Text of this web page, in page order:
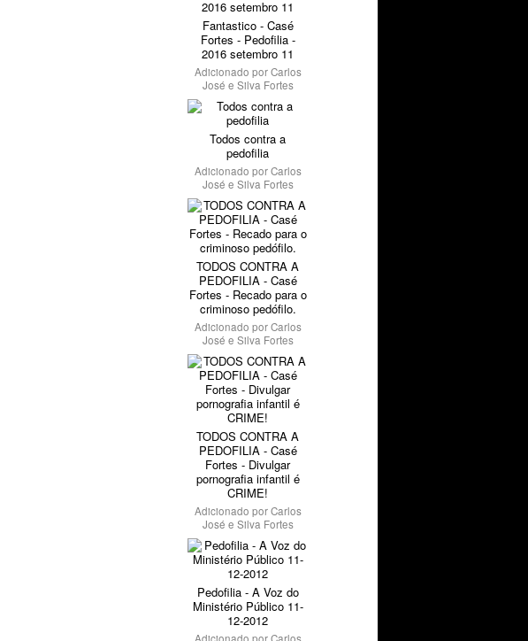
Fantastico - Casé
Fortes - Pedofilia -
2016 setembro 11
Adicionado porCarlos
José e Silva Fortes
Todos contra a
pedofilia
Adicionado porCarlos
José e Silva Fortes
TODOS CONTRA A
PEDOFILIA - Casé
Fortes - Recado para o
criminoso pedófilo.
Adicionado porCarlos
José e Silva Fortes
TODOS CONTRA A
PEDOFILIA - Casé
Fortes - Divulgar
pornografia infantil é
CRIME!
Adicionado porCarlos
José e Silva Fortes
Pedofilia - A Voz do
Ministério Público 11-
12-2012